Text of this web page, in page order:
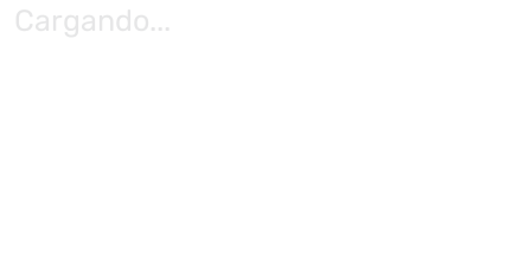
Cargando...